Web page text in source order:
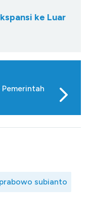
ke Luar
subianto